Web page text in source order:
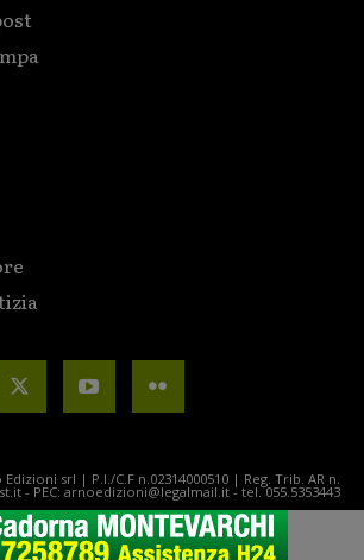
srl | P.I./C.F n.02314000510 | Reg. Trib. AR n.
- PEC: arnoedizioni@legalmail.it - tel. 055.5353443